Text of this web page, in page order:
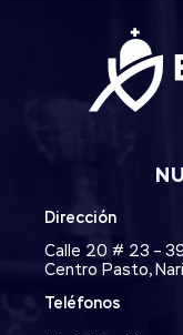
Dirección
Calle 20 # 23 –
Centro Pasto,
Teléfonos